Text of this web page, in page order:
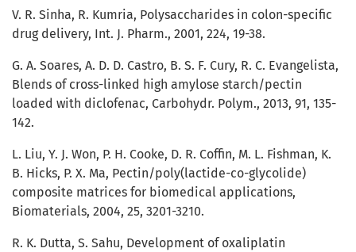
V. R. Sinha, R. Kumria, Polysaccharides in colon-specific
drug delivery, Int. J. Pharm., 2001, 224, 19-38.
G. A. Soares, A. D. D. Castro, B. S. F. Cury, R. C. Evangelista,
Blends of cross-linked high amylose starch/pectin
loaded with diclofenac, Carbohydr. Polym., 2013, 91, 135-
142.
L. Liu, Y. J. Won, P. H. Cooke, D. R. Coffin, M. L. Fishman, K.
B. Hicks, P. X. Ma, Pectin/poly(lactide-co-glycolide)
composite matrices for biomedical applications,
Biomaterials, 2004, 25, 3201-3210.
R. K. Dutta, S. Sahu, Development of oxaliplatin